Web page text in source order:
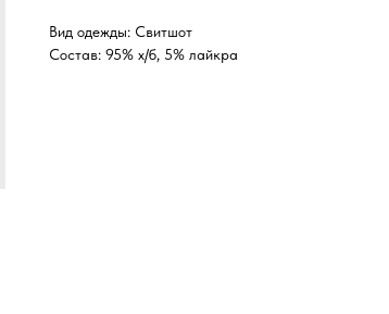
Вид одежды: Свитшот
Состав: 95% х/б, 5% лайкра